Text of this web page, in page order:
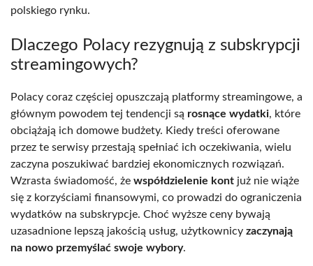
polskiego rynku.
Dlaczego Polacy rezygnują z subskrypcji
streamingowych?
Polacy coraz częściej opuszczają platformy streamingowe, a
głównym powodem tej tendencji są rosnące wydatki, które
obciążają ich domowe budżety. Kiedy treści oferowane
przez te serwisy przestają spełniać ich oczekiwania, wielu
zaczyna poszukiwać bardziej ekonomicznych rozwiązań.
Wzrasta świadomość, że współdzielenie kont już nie wiąże
się z korzyściami finansowymi, co prowadzi do ograniczenia
wydatków na subskrypcje. Choć wyższe ceny bywają
uzasadnione lepszą jakością usług, użytkownicy zaczynają
na nowo przemyślać swoje wybory.